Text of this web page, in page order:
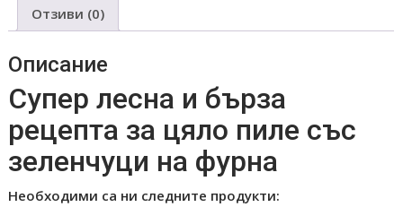
Отзиви (0)
Описание
Супер лесна и бърза
рецепта за цяло пиле със
зеленчуци на фурна
Необходими са ни следните продукти: